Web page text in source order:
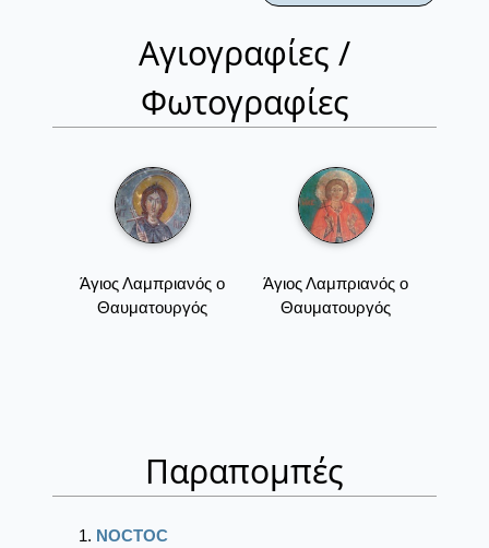
Αγιογραφίες /
Φωτογραφίες
Άγιος Λαμπριανός ο
Θαυματουργός
Άγιος Λαμπριανός ο
Θαυματουργός
Παραπομπές
NOCTOC